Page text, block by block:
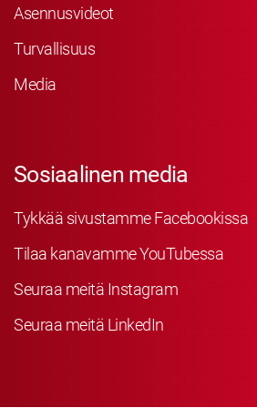
Asennusvideot
Turvallisuus
Media
Sosiaalinen media
Tykkää sivustamme Facebookissa
Tilaa kanavamme YouTubessa
Seuraa meitä Instagram
Seuraa meitä LinkedIn